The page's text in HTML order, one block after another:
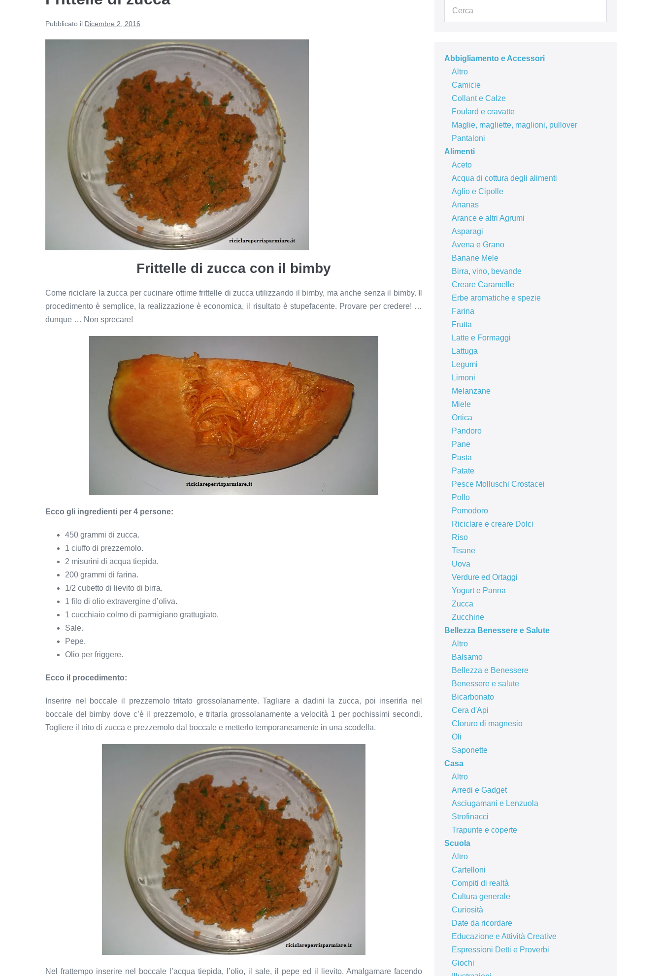
Pubblicato il Dicembre 2, 2016
Frittelle di zucca con il bimby
Come riciclare la zucca per cucinare ottime frittelle di zucca utilizzando il bimby, ma anche senza il bimby. Il
procedimento è semplice, la realizzazione è economica, il risultato è stupefacente. Provare per credere! …
dunque … Non sprecare!
Ecco gli ingredienti per 4 persone:
450 grammi di zucca.
1 ciuffo di prezzemolo.
2 misurini di acqua tiepida.
200 grammi di farina.
1/2 cubetto di lievito di birra.
1 filo di olio extravergine d’oliva.
1 cucchiaio colmo di parmigiano grattugiato.
Sale.
Pepe.
Olio per friggere.
Ecco il procedimento:
Inserire nel boccale il prezzemolo tritato grossolanamente. Tagliare a dadini la zucca, poi inserirla nel
boccale del bimby dove c’è il prezzemolo, e tritarla grossolanamente a velocità 1 per pochissimi secondi.
Togliere il trito di zucca e prezzemolo dal boccale e metterlo temporaneamente in una scodella.
Nel frattempo inserire nel boccale l’acqua tiepida, l’olio, il sale, il pepe ed il lievito. Amalgamare facendo
Abbigliamento e Accessori
Altro
Camicie
Collant e Calze
Foulard e cravatte
Maglie, magliette, maglioni, pullover
Pantaloni
Alimenti
Aceto
Acqua di cottura degli alimenti
Aglio e Cipolle
Ananas
Arance e altri Agrumi
Asparagi
Avena e Grano
Banane Mele
Birra, vino, bevande
Creare Caramelle
Erbe aromatiche e spezie
Farina
Frutta
Latte e Formaggi
Lattuga
Legumi
Limoni
Melanzane
Miele
Ortica
Pandoro
Pane
Pasta
Patate
Pesce Molluschi Crostacei
Pollo
Pomodoro
Riciclare e creare Dolci
Riso
Tisane
Uova
Verdure ed Ortaggi
Yogurt e Panna
Zucca
Zucchine
Bellezza Benessere e Salute
Altro
Balsamo
Bellezza e Benessere
Benessere e salute
Bicarbonato
Cera d'Api
Cloruro di magnesio
Oli
Saponette
Casa
Altro
Arredi e Gadget
Asciugamani e Lenzuola
Strofinacci
Trapunte e coperte
Scuola
Altro
Cartelloni
Compiti di realtà
Cultura generale
Curiosità
Date da ricordare
Educazione e Attività Creative
Espressioni Detti e Proverbi
Giochi